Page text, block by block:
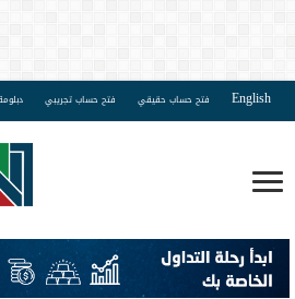
English فتح حساب حقيقي فتح حساب تجريبي